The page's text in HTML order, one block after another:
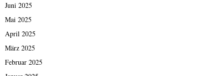
Juni 2025
Mai 2025
April 2025
März 2025
Februar 2025